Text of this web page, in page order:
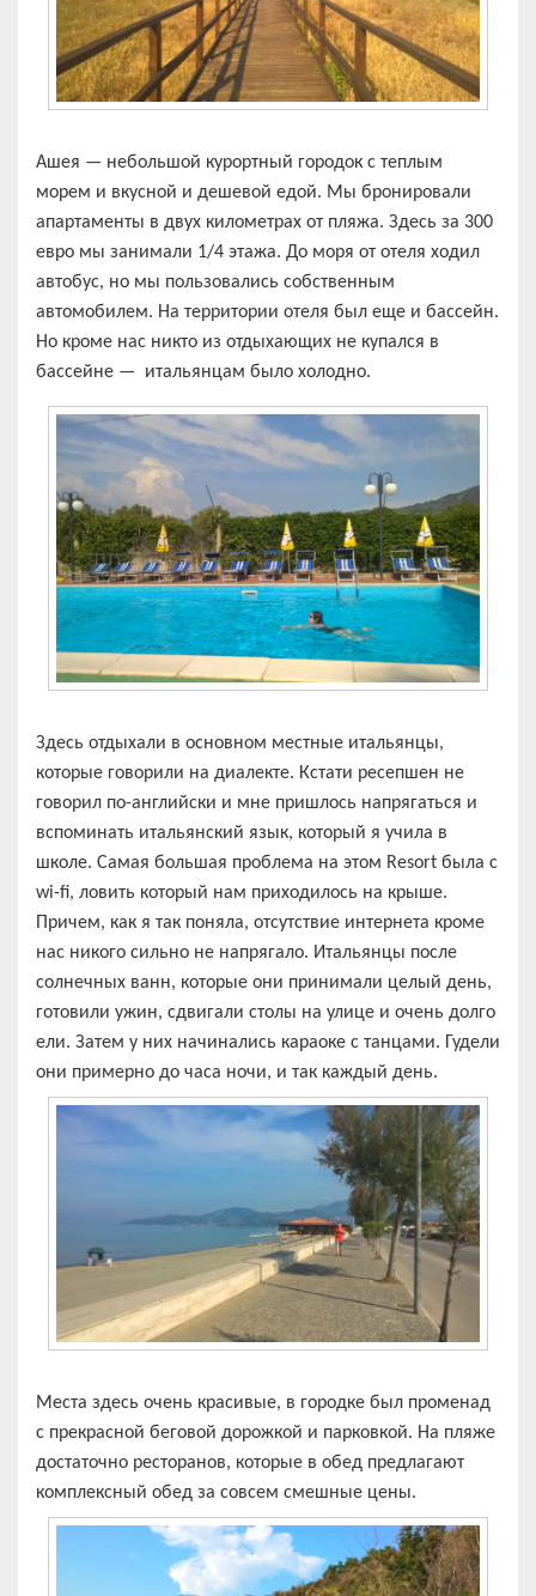
Ашея — небольшой курортный городок с теплым
морем и вкусной и дешевой едой. Мы бронировали
апартаменты в двух километрах от пляжа. Здесь за 300
евро мы занимали 1/4 этажа. До моря от отеля ходил
автобус, но мы пользовались собственным
автомобилем. На территории отеля был еще и бассейн.
Но кроме нас никто из отдыхающих не купался в
бассейне — итальянцам было холодно.
Здесь отдыхали в основном местные итальянцы,
которые говорили на диалекте. Кстати ресепшен не
говорил по-английски и мне пришлось напрягаться и
вспоминать итальянский язык, который я учила в
школе. Самая большая проблема на этом Resort была с
wi-fi, ловить который нам приходилось на крыше.
Причем, как я так поняла, отсутствие интернета кроме
нас никого сильно не напрягало. Итальянцы после
солнечных ванн, которые они принимали целый день,
готовили ужин, сдвигали столы на улице и очень долго
ели. Затем у них начинались караоке с танцами. Гудели
они примерно до часа ночи, и так каждый день.
Места здесь очень красивые, в городке был променад
с прекрасной беговой дорожкой и парковкой. На пляже
достаточно ресторанов, которые в обед предлагают
комплексный обед за совсем смешные цены.